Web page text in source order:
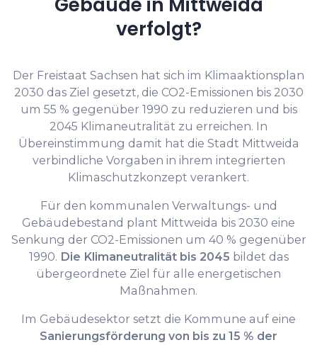
verfolgt?
Der Freistaat Sachsen hat sich im Klimaaktionsplan
2030 das Ziel gesetzt, die CO2-Emissionen bis 2030
um 55 % gegenüber 1990 zu reduzieren und bis
2045 Klimaneutralität zu erreichen. In
Übereinstimmung damit hat die Stadt Mittweida
verbindliche Vorgaben in ihrem integrierten
Klimaschutzkonzept verankert.
Für den kommunalen Verwaltungs- und
Gebäudebestand plant Mittweida bis 2030 eine
Senkung der CO2-Emissionen um 40 % gegenüber
1990. Die Klimaneutralität bis 2045 bildet das
übergeordnete Ziel für alle energetischen
Maßnahmen.
Im Gebäudesektor setzt die Kommune auf eine
Sanierungsförderung von bis zu 15 % der